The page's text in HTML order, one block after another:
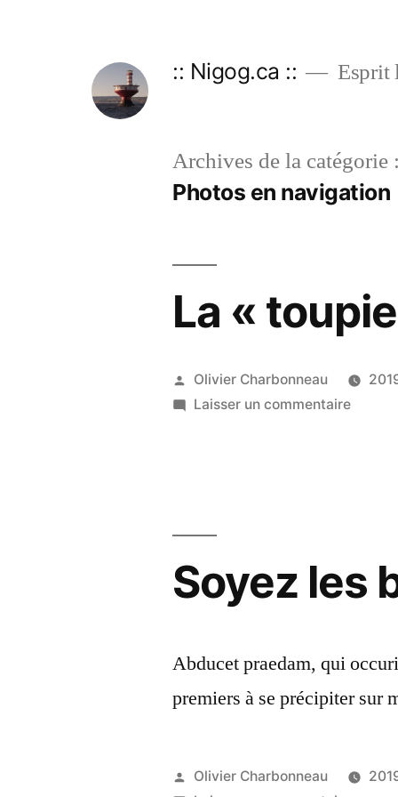
:: Nigog.ca :: Esprit
Archives de la catégorie :
Photos en navigation
La «
Publié
par
Olivier Charbonneau
Laisser un commentairesur
Soyez les
Abducet praedam, qui
premiers à se précipiter sur
Publié
Olivier Charbonneau